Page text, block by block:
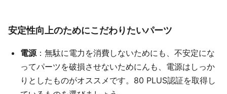
安定性向上のためにこだわりたいパーツ
電源：無駄に電力を消費しないためにも、不安定にな
ってパーツを破損させないためにんも、電源はしっか
りとしたものがオススメです。80 PLUS認証を取得し